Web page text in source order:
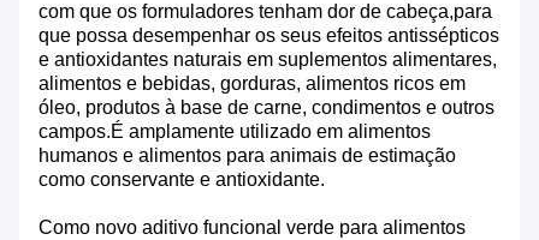
com que os formuladores tenham dor de cabeça,para
que possa desempenhar os seus efeitos antissépticos
e antioxidantes naturais em suplementos alimentares,
alimentos e bebidas, gorduras, alimentos ricos em
óleo, produtos à base de carne, condimentos e outros
campos.É amplamente utilizado em alimentos
humanos e alimentos para animais de estimação
como conservante e antioxidante.
Como novo aditivo funcional verde para alimentos